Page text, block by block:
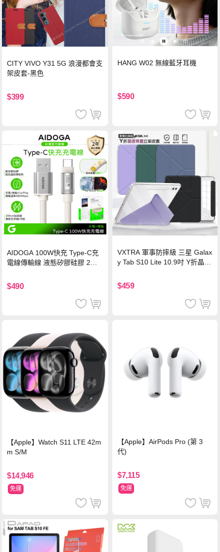
CITY VIVO Y31 5G 浪漫都會支
架皮套-黑色
$399
HANG W02 無線藍牙耳機
$590
AIDOGA 100W快充 Type-C充
電線傳輸線 液態矽膠硅膠 2M
$490
VXTRA 軍事防摔級 三星 Galax
y Tab S10 Lite 10.9吋 Y折晶透
$459
【Apple】Watch S11 LTE 42m
m S/M
$14,946
免運
【Apple】AirPods Pro (第 3
代)
$7,115
免運